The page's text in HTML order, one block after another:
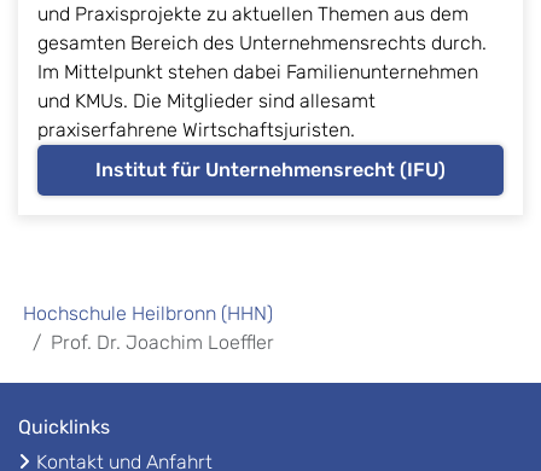
und Praxisprojekte zu aktuellen Themen aus dem
gesamten Bereich des Unternehmensrechts durch.
Im Mittelpunkt stehen dabei Familienunternehmen
und KMUs. Die Mitglieder sind allesamt
praxiserfahrene Wirtschaftsjuristen.
Institut für Unternehmensrecht (IFU)
Hochschule Heilbronn (HHN)
Prof. Dr. Joachim Loeffler
Quicklinks
Kontakt und Anfahrt